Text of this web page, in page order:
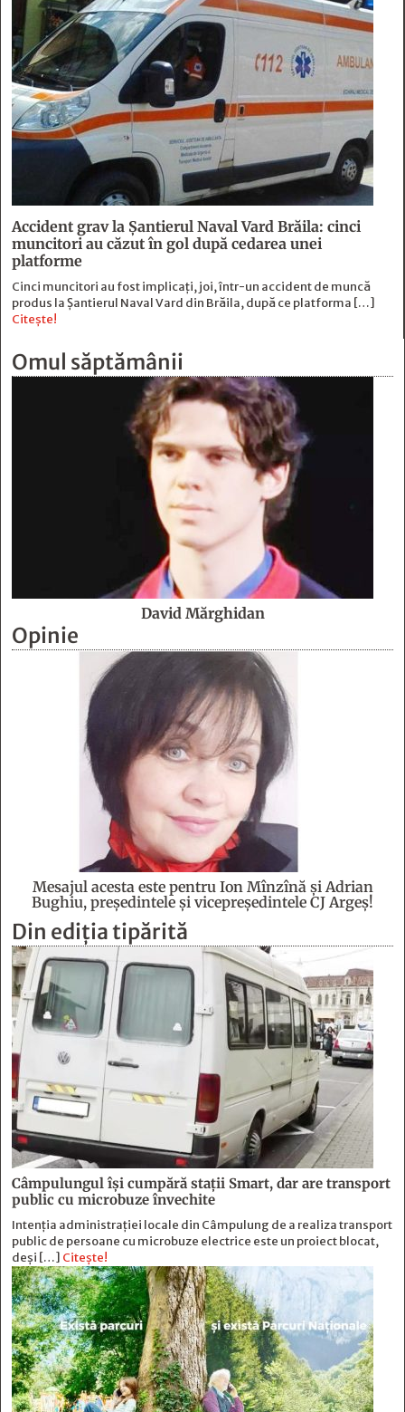
Accident grav la Șantierul Naval Vard Brăila: cinci
muncitori au căzut în gol după cedarea unei
platforme
Cinci muncitori au fost implicați, joi, într-un accident de muncă
produs la Șantierul Naval Vard din Brăila, după ce platforma […]
Citește!
Omul săptămânii
David Mărghidan
Opinie
Mesajul acesta este pentru Ion Mînzînă şi Adrian
Bughiu, preşedintele şi vicepreşedintele CJ Argeş!
Din ediția tipărită
Câmpulungul îşi cumpără staţii Smart, dar are transport
public cu microbuze învechite
Intenția administrației locale din Câmpulung de a realiza transport
public de persoane cu microbuze electrice este un proiect blocat,
deși […] Citește!